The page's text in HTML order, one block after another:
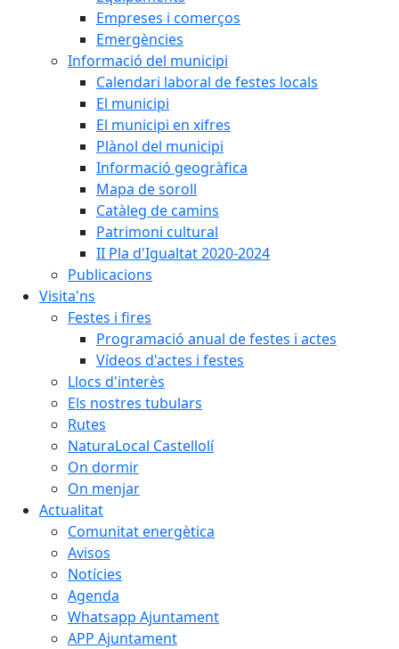
Empreses i comerços
Emergències
Informació del municipi
Calendari laboral de festes locals
El municipi
El municipi en xifres
Plànol del municipi
Informació geogràfica
Mapa de soroll
Catàleg de camins
Patrimoni cultural
II Pla d'Igualtat 2020-2024
Publicacions
Visita'ns
Festes i fires
Programació anual de festes i actes
Vídeos d'actes i festes
Llocs d'interès
Els nostres tubulars
Rutes
NaturaLocal Castellolí
On dormir
On menjar
Actualitat
Comunitat energètica
Avisos
Notícies
Agenda
Whatsapp Ajuntament
APP Ajuntament